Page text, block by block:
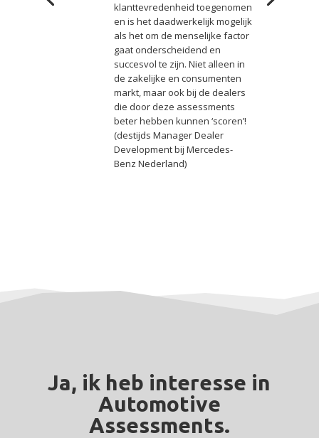
klanttevredenheid toegenomen
en is het daadwerkelijk mogelijk
als het om de menselijke factor
gaat onderscheidend en
succesvol te zijn. Niet alleen in
de zakelijke en consumenten
markt, maar ook bij de dealers
die door deze assessments
beter hebben kunnen ‘scoren’!
(destijds Manager Dealer
Development bij Mercedes-
Benz Nederland)
Ja, ik heb interesse in
Automotive
Assessments.